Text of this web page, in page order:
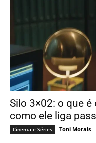
Silo 3×02: o que é
como ele liga
Cinema e Séries Toni Morais